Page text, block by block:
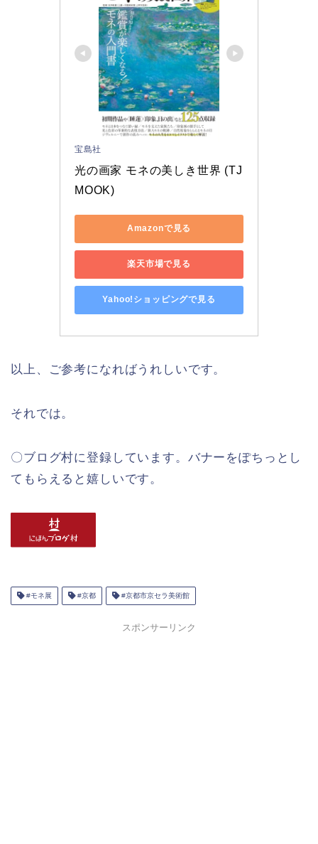
宝島社
光の画家 モネの美しき世界 (TJ
MOOK)
Amazonで見る
楽天市場で見る
Yahoo!ショッピングで見る
以上、ご参考になればうれしいです。
それでは。
〇ブログ村に登録しています。バナーをぽちっとし
てもらえると嬉しいです。
#モネ展 #京都 #京都市京セラ美術館
スポンサーリンク